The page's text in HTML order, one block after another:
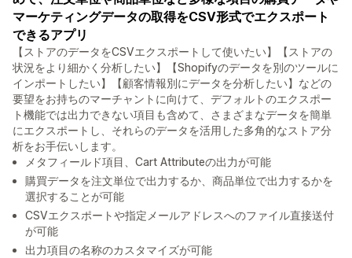
マーケティングデータの取得をCSV形式でエクスポート
できるアプリ
【ストアのデータをCSVエクスポートして使いたい】【ストアの
状況をより細かく分析したい】【Shopifyのデータを別のツールに
インポートしたい】【顧客情報別にデータを分析したい】などの
要望をお持ちのマーチャントに向けて、デフォルトのエクスポー
ト機能では出力できない項目も含めて、さまざまなデータを簡単
にエクスポートし、それらのデータを活用した多角的なストア分
析をお手伝いします。
メタフィールド項目、Cart Attributeの出力が可能
購買データを注文単位で出力するか、商品単位で出力するかを
選択することが可能
CSVエクスポートや指定メールアドレスへのファイル直接送付
が可能
出力項目の名称のカスタマイズが可能